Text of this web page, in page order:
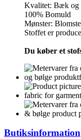
Kvalitet: Bæk og
100% Bomuld
Mønster:
Stoffet er
Du køber et
Butiksinformation